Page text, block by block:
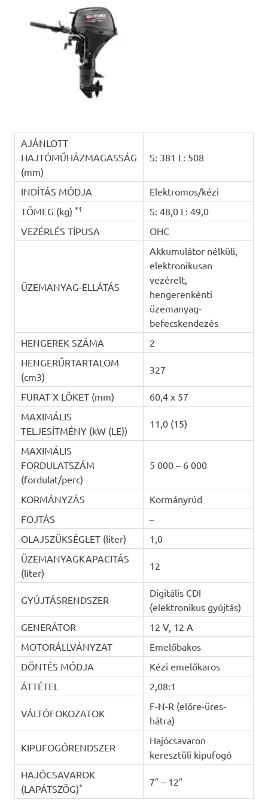
AJÁNLOTT
HAJTÓMŰHÁZMAGASSÁG
(mm)
S: 381 L: 508
INDÍTÁS MÓDJA
Elektromos/kézi
TÖMEG (kg) *1
S: 48,0 L: 49,0
VEZÉRLÉS TÍPUSA
OHC
ÜZEMANYAG-ELLÁTÁS
Akkumulátor nélküli,
elektronikusan
vezérelt,
hengerenkénti
üzemanyag-
befecskendezés
HENGEREK SZÁMA
2
HENGERŰRTARTALOM
(cm3)
327
FURAT X LÖKET (mm)
60,4 x 57
MAXIMÁLIS
TELJESÍTMÉNY (kW (LE))
11,0 (15)
MAXIMÁLIS
FORDULATSZÁM
(fordulat/perc)
5 000 – 6 000
KORMÁNYZÁS
Kormányrúd
FOJTÁS
–
OLAJSZÜKSÉGLET (liter)
1,0
ÜZEMANYAGKAPACITÁS
(liter)
12
GYÚJTÁSRENDSZER
Digitális CDI
(elektronikus gyújtás)
GENERÁTOR
12 V, 12 A
MOTORÁLLVÁNYZAT
Emelőbakos
DÖNTÉS MÓDJA
Kézi emelőkaros
ÁTTÉTEL
2,08:1
VÁLTÓFOKOZATOK
F-N-R (előre-üres-
hátra)
KIPUFOGÓRENDSZER
Hajócsavaron
keresztüli kipufogó
HAJÓCSAVAROK
(LAPÁTSZÖG)* 7″ – 12″